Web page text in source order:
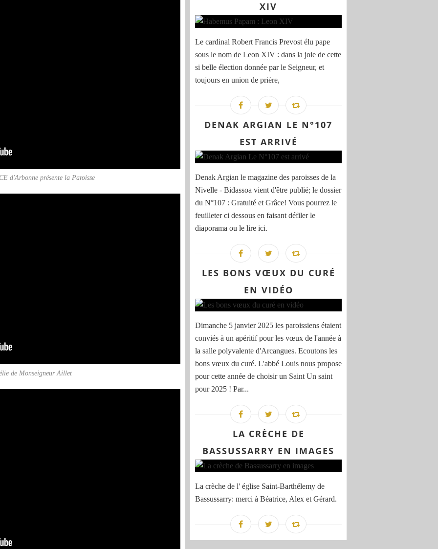
d'Arbonne présente la Paroisse
de Monseigneur Aillet
XIV
Le cardinal Robert Francis Prevost élu pape
sous le nom de Leon XIV : dans la joie de cette
si belle élection donnée par le Seigneur, et
toujours en union de prière,
DENAK ARGIAN LE N°107
EST ARRIVÉ
Denak Argian le magazine des paroisses de la
Nivelle - Bidassoa vient d'être publié; le dossier
du N°107 : Gratuité et Grâce! Vous pourrez le
feuilleter ci dessous en faisant défiler le
diaporama ou le lire ici.
LES BONS VŒUX DU CURÉ
EN VIDÉO
Dimanche 5 janvier 2025 les paroissiens étaient
conviés à un apéritif pour les vœux de l'année à
la salle polyvalente d'Arcangues. Ecoutons les
bons vœux du curé. L'abbé Louis nous propose
pour cette année de choisir un Saint Un saint
pour 2025 ! Par...
LA CRÈCHE DE
BASSUSSARRY EN IMAGES
La crèche de l' église Saint-Barthélemy de
Bassussarry: merci à Béatrice, Alex et Gérard.